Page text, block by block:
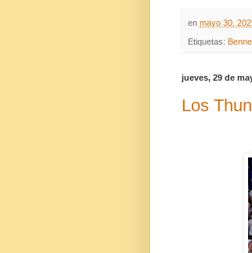
en mayo 30,
Etiquetas:
jueves, 29 de
Los